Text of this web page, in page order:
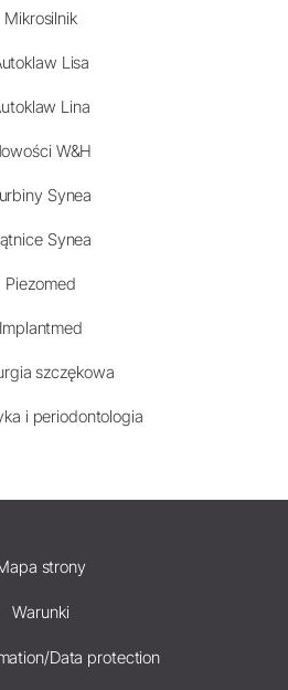
Mikrosilnik
Lisa
Lina
W&H
Synea
Synea
Piezomed
Implantmed
szczękowa
i periodontologia
strony
Warunki
Data protection